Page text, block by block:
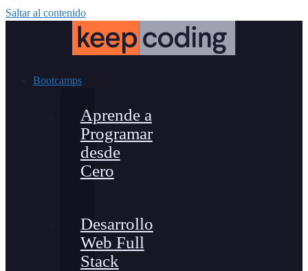
Saltar al contenido
Bootcamps
Aprende a
Programar
desde
Cero
Desarrollo
Web Full
Stack